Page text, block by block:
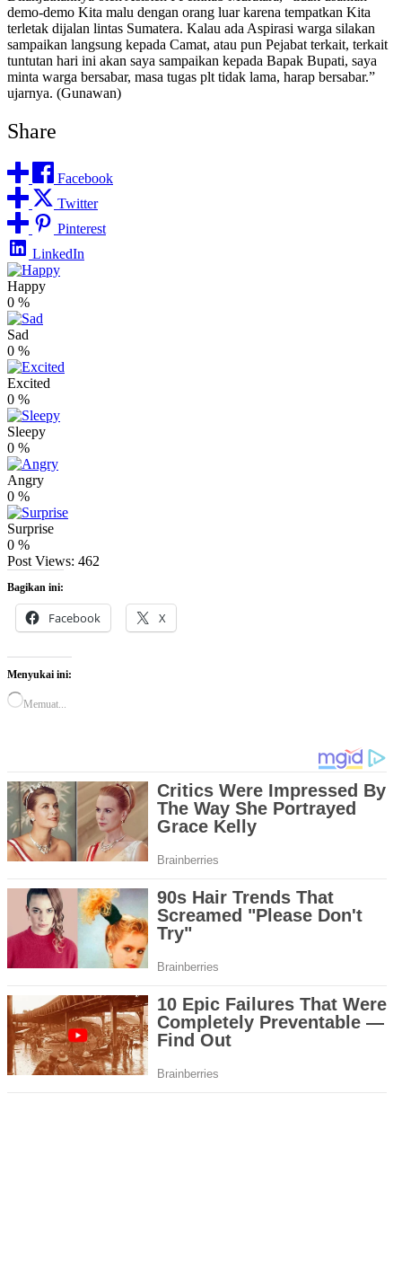
demo-demo Kita malu dengan orang luar karena tempatkan Kita
terletak dijalan lintas Sumatera. Kalau ada Aspirasi warga silakan
sampaikan langsung kepada Camat, atau pun Pejabat terkait, terkait
tuntutan hari ini akan saya sampaikan kepada Bapak Bupati, saya
minta warga bersabar, masa tugas plt tidak lama, harap bersabar.”
ujarnya. (Gunawan)
Share
Facebook
Twitter
Pinterest
LinkedIn
Happy
0 %
Sad
0 %
Excited
0 %
Sleepy
0 %
Angry
0 %
Surprise
0 %
Post Views: 462
Bagikan ini:
Facebook X
Menyukai ini:
Memuat...